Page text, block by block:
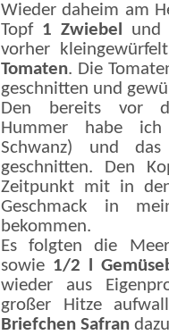
Wieder daheim am
Topf 1 Zwiebel und
vorher
Tomaten. Die
geschnitten und
Den bereits vor
Hummer habe ich
Schwanz) und
geschnitten. Den
Zeitpunkt mit in
Geschmack in
bekommen.
Es folgten die
sowie 1/2 l
wieder aus
großer Hitze
Briefchen Safran